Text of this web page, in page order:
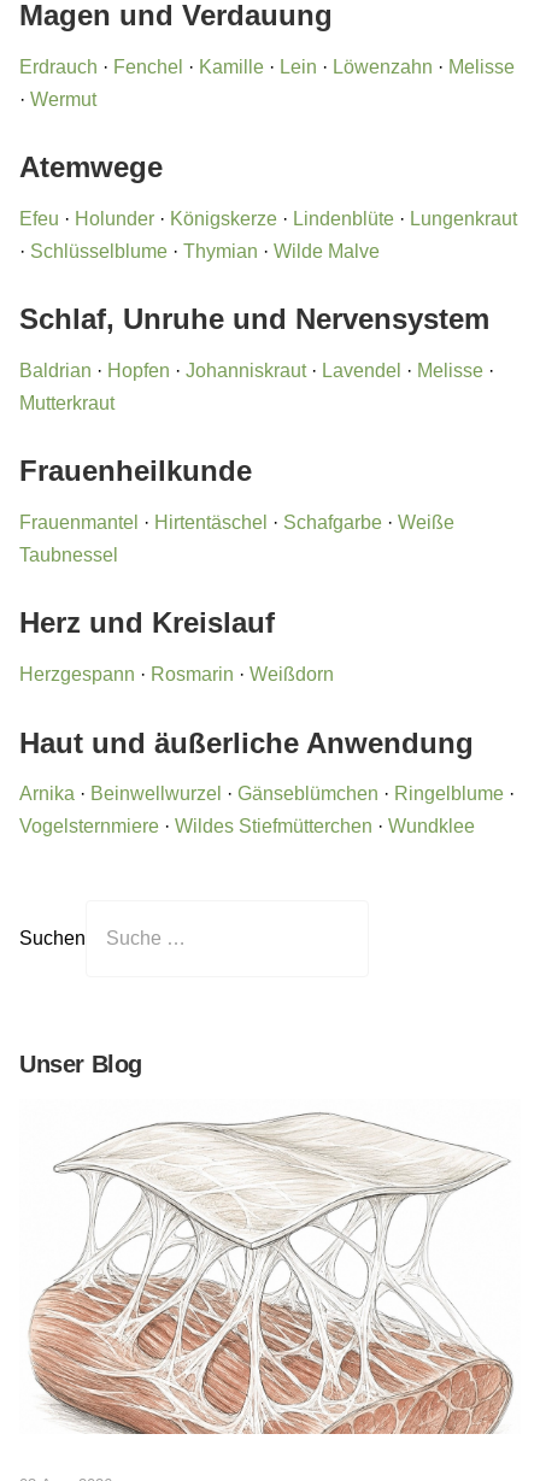
Magen und Verdauung
Erdrauch · Fenchel · Kamille · Lein · Löwenzahn · Melisse
· Wermut
Atemwege
Efeu · Holunder · Königskerze · Lindenblüte · Lungenkraut
· Schlüsselblume · Thymian · Wilde Malve
Schlaf, Unruhe und Nervensystem
Baldrian · Hopfen · Johanniskraut· Lavendel · Melisse ·
Mutterkraut
Frauenheilkunde
Frauenmantel · Hirtentäschel · Schafgarbe · Weiße
Taubnessel
Herz und Kreislauf
Herzgespann · Rosmarin · Weißdorn
Haut und äußerliche Anwendung
Arnika · Beinwellwurzel · Gänseblümchen · Ringelblume ·
Vogelsternmiere · Wildes Stiefmütterchen · Wundklee
Suchen
Unser Blog